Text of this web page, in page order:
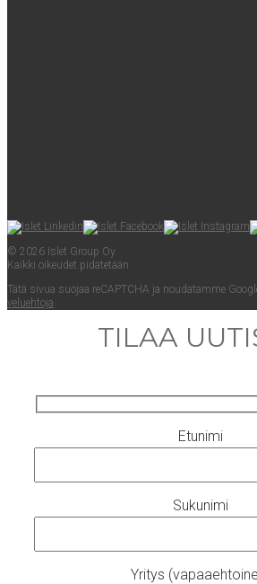
© 2026 Islet Group Oy
Kaik­ki oikeu­det pidätetään.
Tätä sivua suo­jaa reCAPTC­HA ja nou­da­tam­me
ve­lueh­to­ja.
TILAA
Etunimi
Sukunimi
Yritys